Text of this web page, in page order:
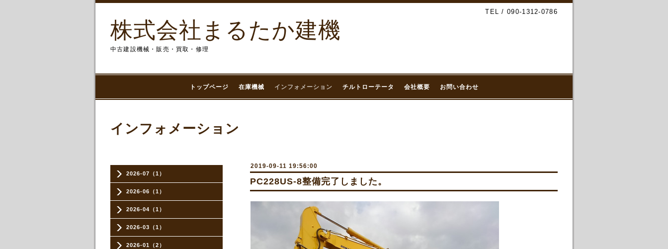
TEL / 090-1312-0786
株式会社まるたか建機
中古建設機械・販売・買取・修理
トップページ 在庫機械 インフォメーション チルトローテータ 会社概要 お問い合わせ
2026-07（1）
2026-06（1）
2026-04（1）
2026-03（1）
2026-01（2）
インフォメーション
2019-09-11 19:56:00
PC228US-8整備完了しました。